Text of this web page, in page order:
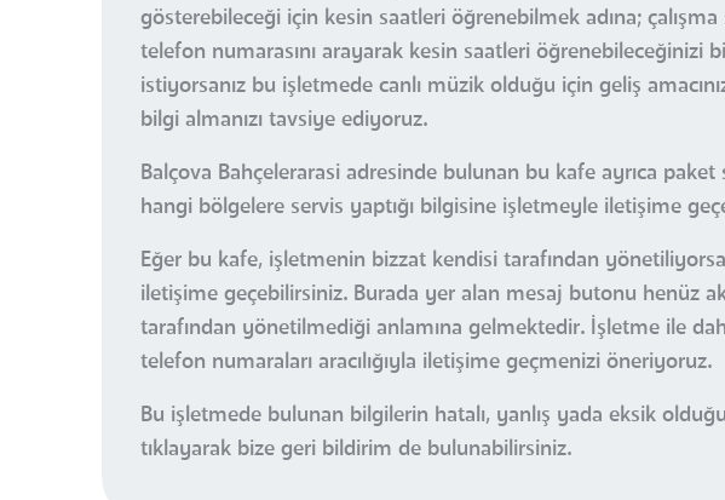
gösterebileceği için kesin saatleri öğrenebilmek adına; çalışma
telefon numarasını arayarak kesin saatleri öğrenebileceğinizi
istiyorsanız bu işletmede canlı müzik olduğu için geliş
bilgi almanızı tavsiye ediyoruz.
Balçova Bahçelerarasi adresinde bulunan bu kafe ayrıca
hangi bölgelere servis yaptığı bilgisine işletmeyle iletişime
Eğer bu kafe, işletmenin bizzat kendisi tarafından
iletişime geçebilirsiniz. Burada yer alan mesaj butonu henüz
tarafından yönetilmediği anlamına gelmektedir. İşletme ile
telefon numaraları aracılığıyla iletişime geçmenizi öneriyoruz.
Bu işletmede bulunan bilgilerin hatalı, yanlış yada eksik
tıklayarak bize geri bildirim de bulunabilirsiniz.